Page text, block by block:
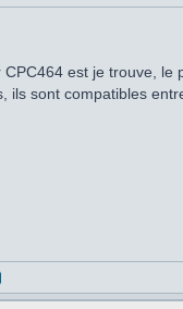
CPC464 est je trouve, le
ils sont compatibles